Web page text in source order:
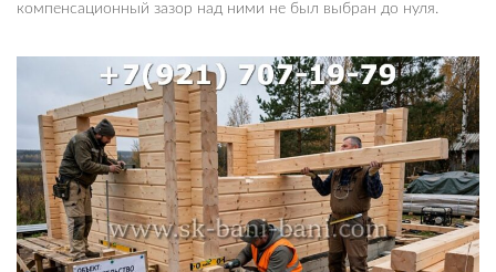
компенсационный зазор над ними не был выбран до нуля.